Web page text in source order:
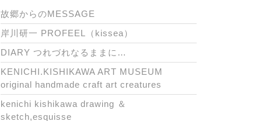
故郷からのMESSAGE
岸川研一 PROFEEL（kissea）
DIARY つれづれなるままに…
KENICHI.KISHIKAWA ART MUSEUM
original handmade craft art creatures
kenichi kishikawa drawing ＆
sketch,esquisse